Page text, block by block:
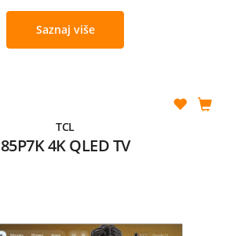
Saznaj više
TCL
85P7K 4K QLED TV